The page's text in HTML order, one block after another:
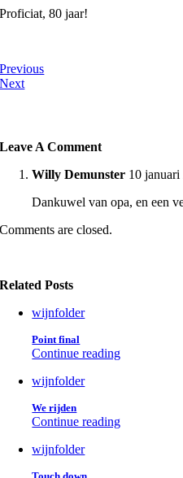
Proficiat, 80 jaar!
Previous
Next
Leave A Comment
Willy Demunster 10
Dankuwel van opa, en een
Comments are closed.
Related Posts
wijnfolder
Point final
Continue reading
wijnfolder
We rijden
Continue reading
wijnfolder